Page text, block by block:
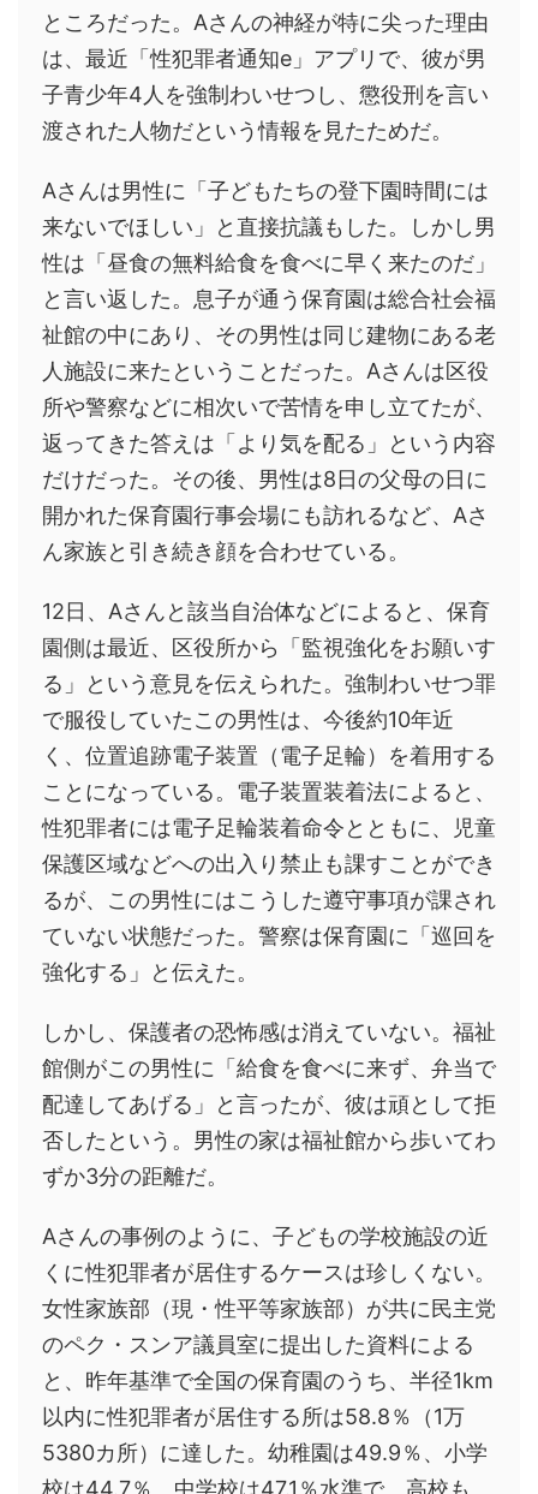
ところだった。Aさんの神経が特に尖った理由
は、最近「性犯罪者通知e」アプリで、彼が男
子青少年4人を強制わいせつし、懲役刑を言い
渡された人物だという情報を見たためだ。
Aさんは男性に「子どもたちの登下園時間には
来ないでほしい」と直接抗議もした。しかし男
性は「昼食の無料給食を食べに早く来たのだ」
と言い返した。息子が通う保育園は総合社会福
祉館の中にあり、その男性は同じ建物にある老
人施設に来たということだった。Aさんは区役
所や警察などに相次いで苦情を申し立てたが、
返ってきた答えは「より気を配る」という内容
だけだった。その後、男性は8日の父母の日に
開かれた保育園行事会場にも訪れるなど、Aさ
ん家族と引き続き顔を合わせている。
12日、Aさんと該当自治体などによると、保育
園側は最近、区役所から「監視強化をお願いす
る」という意見を伝えられた。強制わいせつ罪
で服役していたこの男性は、今後約10年近
く、位置追跡電子装置（電子足輪）を着用する
ことになっている。電子装置装着法によると、
性犯罪者には電子足輪装着命令とともに、児童
保護区域などへの出入り禁止も課すことができ
るが、この男性にはこうした遵守事項が課され
ていない状態だった。警察は保育園に「巡回を
強化する」と伝えた。
しかし、保護者の恐怖感は消えていない。福祉
館側がこの男性に「給食を食べに来ず、弁当で
配達してあげる」と言ったが、彼は頑として拒
否したという。男性の家は福祉館から歩いてわ
ずか3分の距離だ。
Aさんの事例のように、子どもの学校施設の近
くに性犯罪者が居住するケースは珍しくない。
女性家族部（現・性平等家族部）が共に民主党
のペク・スンア議員室に提出した資料による
と、昨年基準で全国の保育園のうち、半径1km
以内に性犯罪者が居住する所は58.8％（1万
5380カ所）に達した。幼稚園は49.9％、小学
校は44.7％、中学校は47.1％水準で、高校も